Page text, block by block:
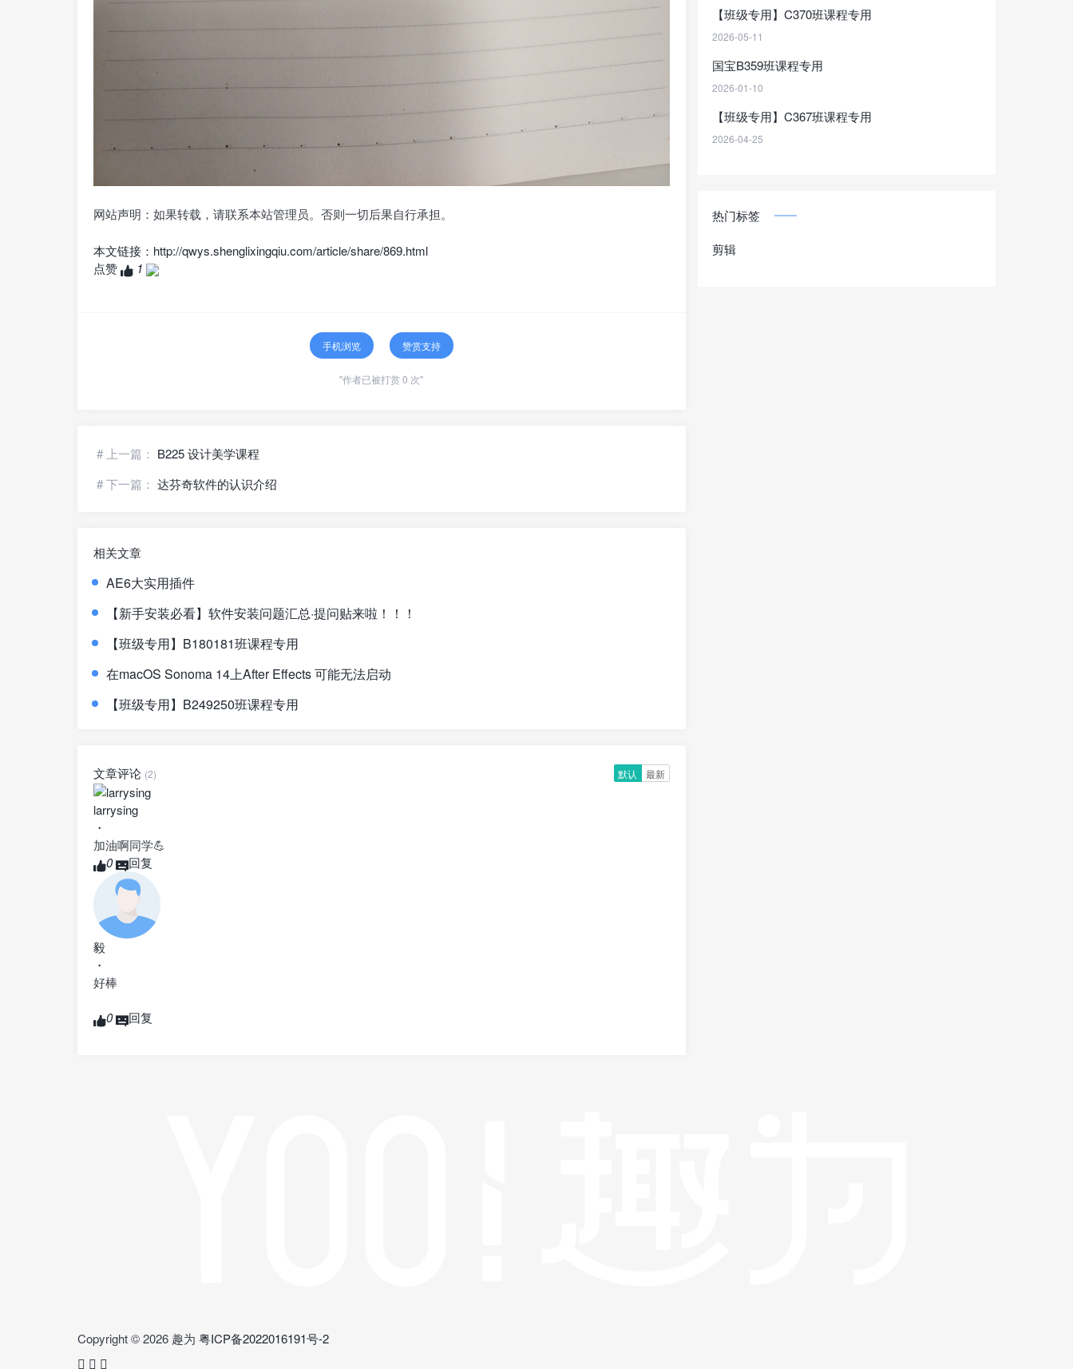
网站声明：如果转载，请联系本站管理员。否则一切后果自行承担。
本文链接： http://qwys.shenglixingqiu.com/article/share/869.html
点赞
1
手机浏览 赞赏支持
"作者已被打赏 0 次"
# 上一篇： B225 设计美学课程
# 下一篇： 达芬奇软件的认识介绍
相关文章
AE6大实用插件
【新手安装必看】软件安装问题汇总·提问贴来啦！！！
【班级专用】B180181班课程专用
在macOS Sonoma 14上After Effects 可能无法启动
【班级专用】B249250班课程专用
文章评论 (2) 默认 最新
larrysing
・
加油啊同学💪
0
回复
毅
・
好棒
0 回复
【班级专用】C370班课程专用
2026-05-11
国宝B359班课程专用
2026-01-10
【班级专用】C367班课程专用
2026-04-25
热门标签
剪辑
Copyright © 2026 趣为 粤ICP备2022016191号-2